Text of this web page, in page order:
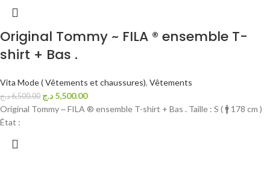
Original Tommy ~ FILA ® ensemble T-
shirt + Bas .
Vita Mode ( Vêtements et chaussures), Vêtements
6,500.00د.ج 5,500.00 د.ج
Original Tommy ~ FILA ® ensemble T-shirt + Bas . Taille : S ( 🚹 178 cm )
État :